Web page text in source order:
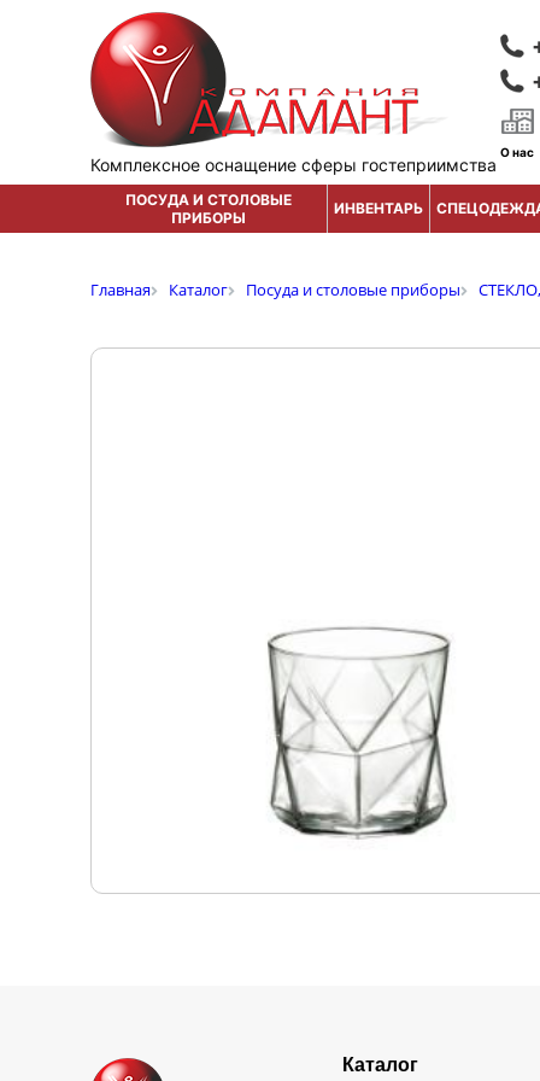
Комплексное оснащение сферы гостеприимства
О нас
ПОСУДА И СТОЛОВЫЕ
ПРИБОРЫ
ИНВЕНТАРЬ
Главная Каталог Посуда и столовые приборы
Каталог